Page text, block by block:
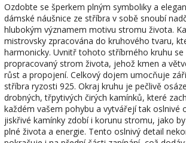
Ozdobte se šperkem plným symboliky a
dámské náušnice ze stříbra v sobě snoubí
hlubokým významem motivu stromu života.
mistrovsky zpracována do kruhového tvaru,
harmonicky. Uvnitř tohoto stříbrného kruhu
propracovaný strom života, jehož kmen a
růst a propojení. Celkový dojem umocňuje
stříbra ryzosti 925. Okraj kruhu je pečlivě
drobných, třpytivých čirých kamínků, které
každém vašem pohybu a vytvářejí tak oslnivé
jiskřivé kamínky zdobí i korunu stromu, jako
plné života a energie. Tento oslnivý detail